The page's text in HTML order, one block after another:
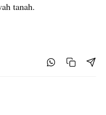
tanah.⁠